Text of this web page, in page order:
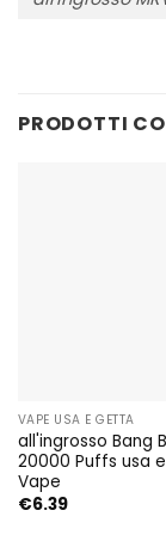
PRODOTTI
VAPE USA E GETTA
all'ingrosso Bang
20000 Puffs usa
Vape
€6.39